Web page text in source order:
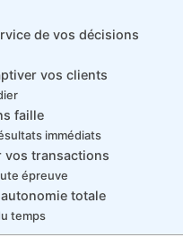
de vos décisions
vos clients
faille
immédiats
vos transactions
épreuve
totale
temps